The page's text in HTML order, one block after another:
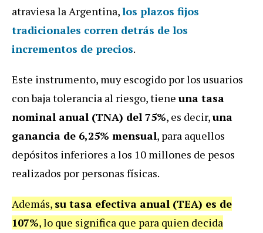
atraviesa la Argentina,los plazos fijos
tradicionales corren detrás de los
incrementos de precios.
Este instrumento, muy escogido por los usuarios
con baja tolerancia al riesgo, tiene una tasa
nominal anual (TNA) del 75%, es decir,una
ganancia de 6,25% mensual, para aquellos
depósitos inferiores a los 10 millones de pesos
realizados por personas físicas.
Además, su tasa efectiva anual (TEA) es de
107%, lo que significa que para quien decida